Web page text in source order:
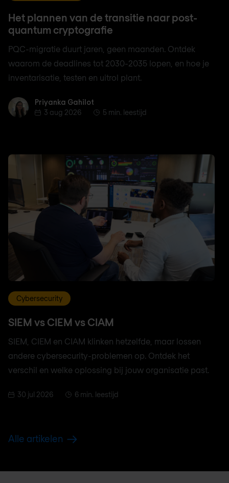
Het plannen van de transitie naar post-
quantum cryptografie
PQC-migratie duurt jaren, geen maanden. Ontdek
waarom de deadlines tot 2030-2035 lopen, en hoe je
inventarisatie, testen en uitrol plant.
Priyanka Gahilot
Priyanka Gahilot
3 aug 2026
5 min. leestijd
Cybersecurity
SIEM vs CIEM vs CIAM
SIEM, CIEM en CIAM klinken hetzelfde, maar lossen
andere cybersecurity-problemen op. Ontdek het
verschil en welke oplossing bij jouw organisatie past.
30 jul 2026 6 min. leestijd
Alle artikelen